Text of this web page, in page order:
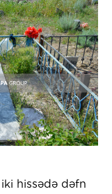
hissədə dəfn